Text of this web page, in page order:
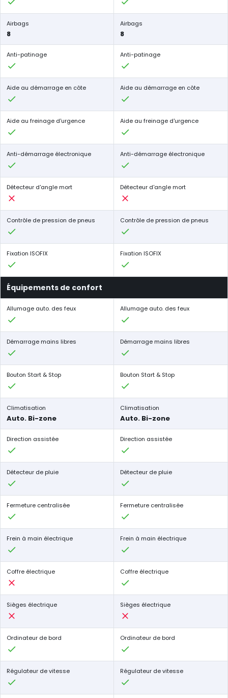
Airbags
8
Airbags
8
Anti-patinage Anti-patinage
Aide au démarrage en côte Aide au démarrage en côte
Aide au freinage d'urgence Aide au freinage d'urgence
Anti-démarrage électronique Anti-démarrage électronique
Détecteur d'angle mort Détecteur d'angle mort
Contrôle de pression de pneus Contrôle de pression de pneus
Fixation ISOFIX Fixation ISOFIX
Équipements de confort
Allumage auto. des feux Allumage auto. des feux
Démarrage mains libres Démarrage mains libres
Bouton Start & Stop Bouton Start & Stop
Climatisation
Auto. Bi-zone
Climatisation
Auto. Bi-zone
Direction assistée Direction assistée
Détecteur de pluie Détecteur de pluie
Fermeture centralisée Fermeture centralisée
Frein à main électrique Frein à main électrique
Coffre électrique Coffre électrique
Sièges électrique Sièges électrique
Ordinateur de bord Ordinateur de bord
Régulateur de vitesse Régulateur de vitesse